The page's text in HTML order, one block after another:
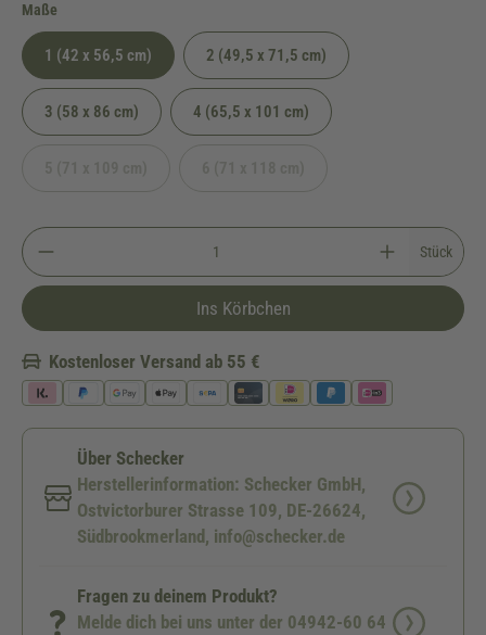
Maße
1 (42 x 56,5 cm) 2 (49,5 x 71,5 cm)
3 (58 x 86 cm) 4 (65,5 x 101 cm)
Stück
Ins Körbchen
Kostenloser Versand ab 55 €
Über Schecker
Herstellerinformation: Schecker GmbH,
Ostvictorburer Strasse 109, DE-26624,
Südbrookmerland, info@schecker.de
Fragen zu deinem Produkt?
Melde dich bei uns unter der 04942-60 64